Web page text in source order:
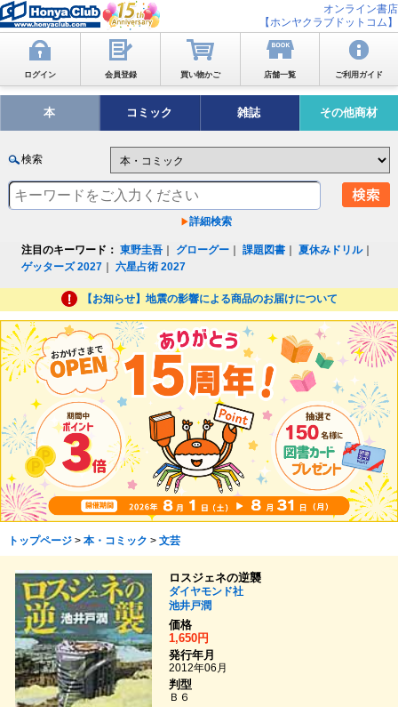
オンライン書店
【ホンヤクラブドットコム】
ログイン 会員登録 買い物かご 店舗一覧 ご利用ガイド
本 コミック 雑誌 その他商材
検索
詳細検索
注目のキーワード： 東野圭吾 グローグー ｜課題図書 ｜夏休みドリル｜
ゲッターズ 2027 ｜六星占術 2027
【お知らせ】地震の影響による商品のお届けについて
トップページ> 本・コミック > 文芸
ロスジェネの逆襲
ダイヤモンド社
池井戸潤
価格
1,650円
発行年月
2012年06月
判型
Ｂ６